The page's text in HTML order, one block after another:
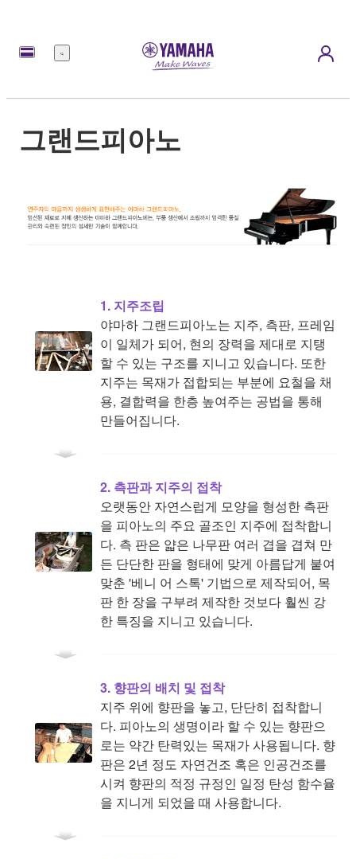
메
그랜드피아노
1. 지주조립
야마하 그랜드피아노는 지주, 측판, 프레임
이 일체가 되어, 현의 장력을 제대로 지탱
할 수 있는 구조를 지니고 있습니다. 또한
지주는 목재가 접합되는 부분에 요철을 채
용, 결합력을 한층 높여주는 공법을 통해
만들어집니다.
2. 측판과 지주의 접착
오랫동안 자연스럽게 모양을 형성한 측판
을 피아노의 주요 골조인 지주에 접착합니
다. 측 판은 얇은 나무판 여러 겹을 겹쳐 만
든 단단한 판을 형태에 맞게 아름답게 붙여
맞춘 '베니 어 스톡' 기법으로 제작되어, 목
판 한 장을 구부려 제작한 것보다 훨씬 강
한 특징을 지니고 있습니다.
3. 향판의 배치 및 접착
지주 위에 향판을 놓고, 단단히 접착합니
다. 피아노의 생명이라 할 수 있는 향판으
로는 약간 탄력있는 목재가 사용됩니다. 향
판은 2년 정도 자연건조 혹은 인공건조를
시켜 향판의 적정 규정인 일정 탄성 함수율
을 지니게 되었을 때 사용합니다.